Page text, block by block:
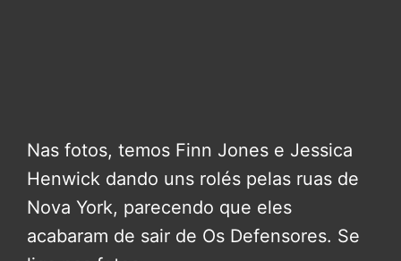
Nas fotos, temos Finn Jones e Jessica
Henwick dando uns rolés pelas ruas de
Nova York, parecendo que eles
acabaram de sair de Os Defensores. Se